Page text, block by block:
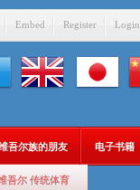
Embed Register Login
吾尔族的朋友 电子书籍
吾尔 传统体育